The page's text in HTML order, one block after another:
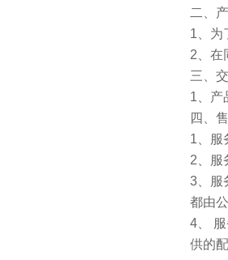
二、
1、为
2、在
三、
1、产
四、
1、服
2、服
3、服
都由
4、
供的